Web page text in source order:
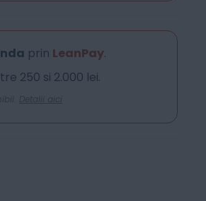
prin LeanPay.
250 si 2.000 lei.
Detalii aici